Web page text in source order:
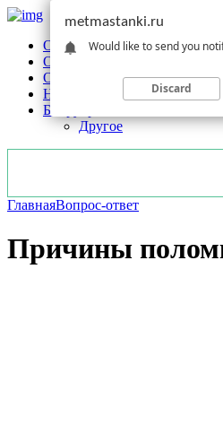
Обзоры станков
Оборудование
Обработка
Новости отрасли
Без рубрики
Другое
ГлавнаяВопрос-ответ
Причины
metmastanki.ru
Would like to send you
Discard